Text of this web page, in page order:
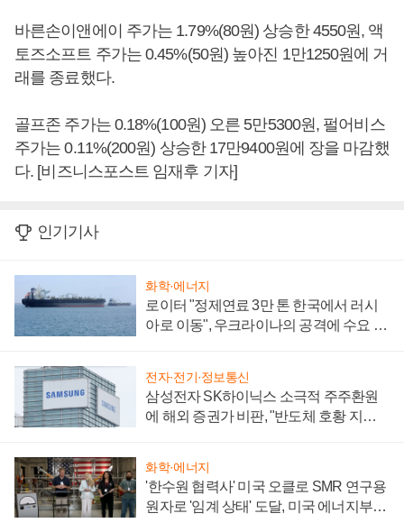
바른손이앤에이 주가는 1.79%(80원) 상승한 4550원, 액
토즈소프트 주가는 0.45%(50원) 높아진 1만1250원에 거
래를 종료했다.
골프존 주가는 0.18%(100원) 오른 5만5300원, 펄어비스
주가는 0.11%(200원) 상승한 17만9400원에 장을 마감했
다. [비즈니스포스트 임재후 기자]
인기기사
화학·에너지
로이터 "정제연료 3만 톤 한국에서 러시
아로 이동", 우크라이나의 공격에 수요 늘
전자·전기·정보통신
삼성전자 SK하이닉스 소극적 주주환원
에 해외 증권가 비판, "반도체 호황 지속
화학·에너지
'한수원 협력사' 미국 오클로 SMR 연구용
원자로 '임계 상태' 도달, 미국 에너지부